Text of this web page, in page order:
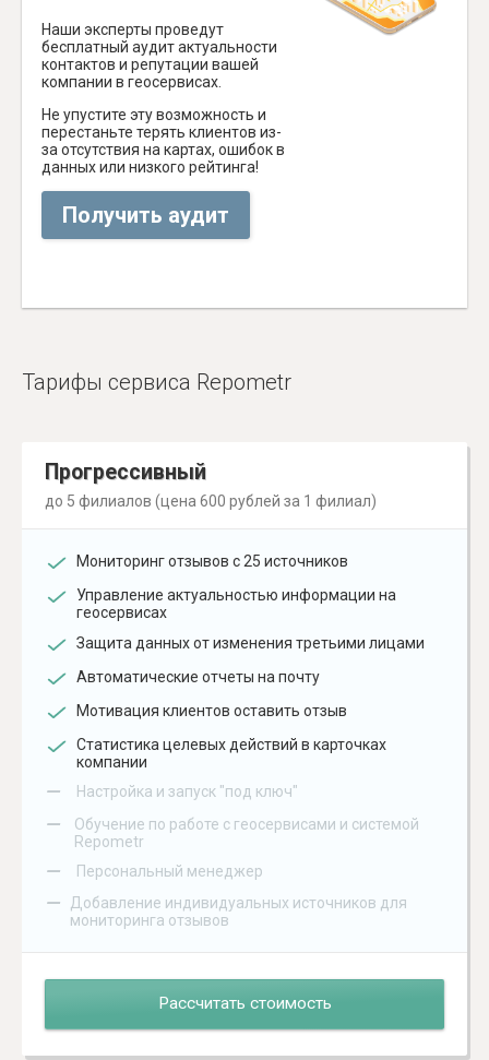
Наши эксперты проведут
бесплатный аудит актуальности
контактов и репутации вашей
компании в геосервисах.
Не упустите эту возможность и
перестаньте терять клиентов из-
за отсутствия на картах, ошибок в
данных или низкого рейтинга!
Получить аудит
Тарифы сервиса Repometr
Прогрессивный
до 5 филиалов (цена 600 рублей за 1 филиал)
Мониторинг отзывов с 25 источников
Управление актуальностью информации на
геосервисах
Защита данных от изменения третьими лицами
Автоматические отчеты на почту
Мотивация клиентов оставить отзыв
Статистика целевых действий в карточках
компании
– Настройка и запуск "под ключ"
–
Обучение по работе с геосервисами и системой
Repometr
– Персональный менеджер
–
Добавление индивидуальных источников для
мониторинга отзывов
Рассчитать стоимость